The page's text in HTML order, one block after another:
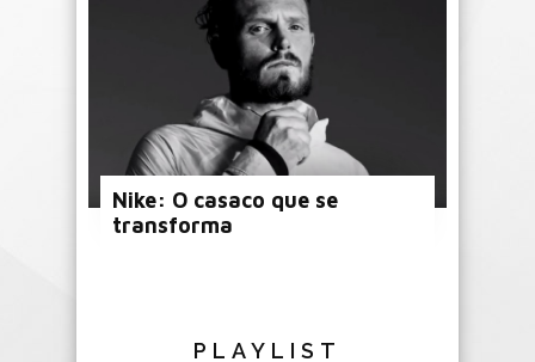
Nike: O casaco que se
transforma
PLAYLIST